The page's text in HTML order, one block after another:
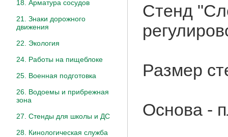
18. Арматура сосудов
21. Знаки дорожного
движения
22. Экология
24. Работы на пищеблоке
25. Военная подготовка
26. Водоемы и прибрежная
зона
27. Стенды для школы и ДС
28. Кинологическая служба
Стенд
Размер
Основа -